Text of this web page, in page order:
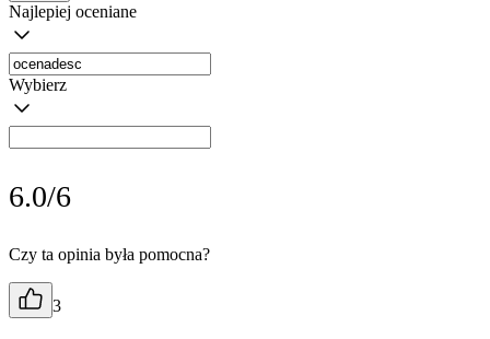
Najlepiej oceniane
Wybierz
6.0/6
Czy ta opinia była pomocna?
3